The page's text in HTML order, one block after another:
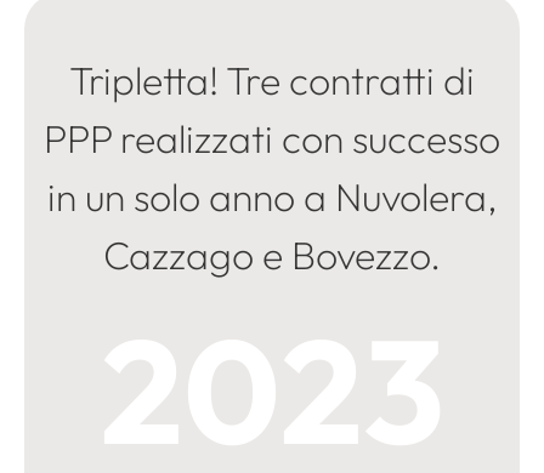
Tripletta! Tre contratti di
PPP realizzati con successo
in un solo anno a Nuvolera,
Cazzago e Bovezzo.
2023